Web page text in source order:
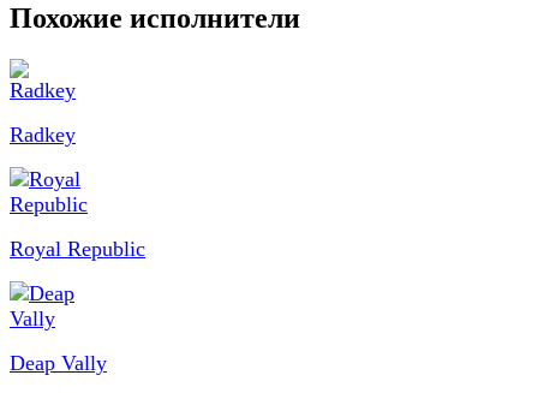
Похожие исполнители
Radkey
Royal Republic
Deap Vally